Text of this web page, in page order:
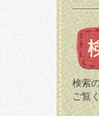
検索
ご覧